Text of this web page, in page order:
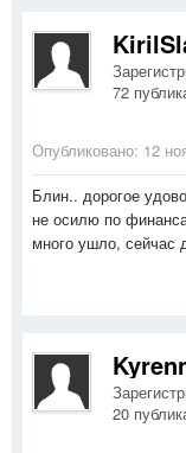
72
Опубликовано: 12
Блин.. дорогое
не осилю по
много ушло, сейчас
20